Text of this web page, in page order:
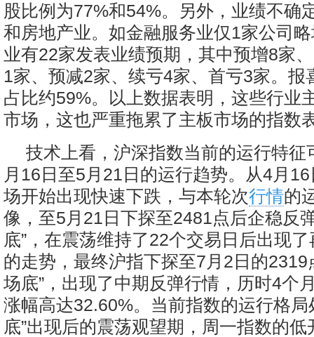
股比例为77%和54%。另外，业绩不确
和房地产业。如金融服务业仅1家公司
业有22家发表业绩预期，其中预增8家
1家、预减2家、续亏4家、首亏3家。报
占比约59%。以上数据表明，这些行业
市场，这也严重拖累了主板市场的指数
技术上看，沪深指数当前的运行特征
月16日至5月21日的运行趋势。从4月
场开始出现快速下跌，与本轮次行情的
像，至5月21日下探至2481点后企稳反
底”，在震荡维持了22个交易日后出现
的走势，最终沪指下探至7月2日的2319
场底”，出现了中期反弹行情，历时4个
涨幅高达32.60%。当前指数的运行格局
底”出现后的震荡观望期，周一指数的